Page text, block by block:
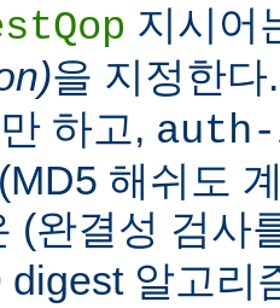
지시어
을 지정한
하고,
해쉬도
(완결성 검사
digest 알고리